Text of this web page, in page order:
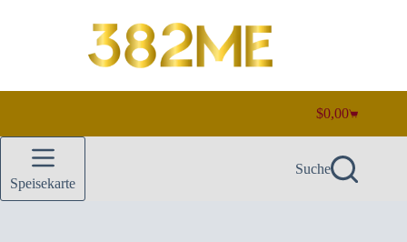
Warenkorb
$0,00
Speisekarte
Suche